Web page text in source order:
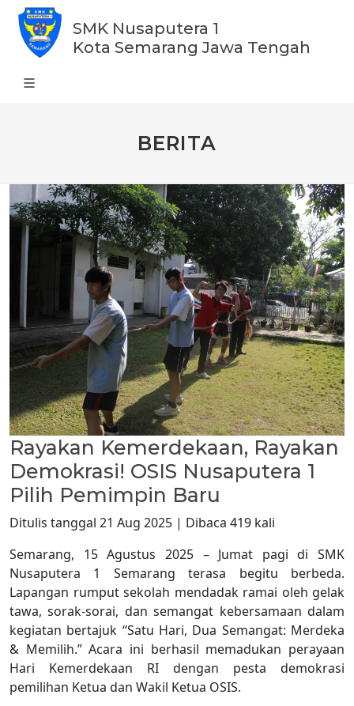
SMK Nusaputera 1
Kota Semarang Jawa Tengah
BERITA
Rayakan Kemerdekaan, Rayakan
Demokrasi! OSIS Nusaputera 1
Pilih Pemimpin Baru
Ditulis tanggal 21 Aug 2025 | Dibaca 419 kali
Semarang, 15 Agustus 2025 – Jumat pagi di SMK
Nusaputera 1 Semarang terasa begitu berbeda.
Lapangan rumput sekolah mendadak ramai oleh gelak
tawa, sorak-sorai, dan semangat kebersamaan dalam
kegiatan bertajuk “Satu Hari, Dua Semangat: Merdeka
& Memilih.” Acara ini berhasil memadukan perayaan
Hari Kemerdekaan RI dengan pesta demokrasi
pemilihan Ketua dan Wakil Ketua OSIS.